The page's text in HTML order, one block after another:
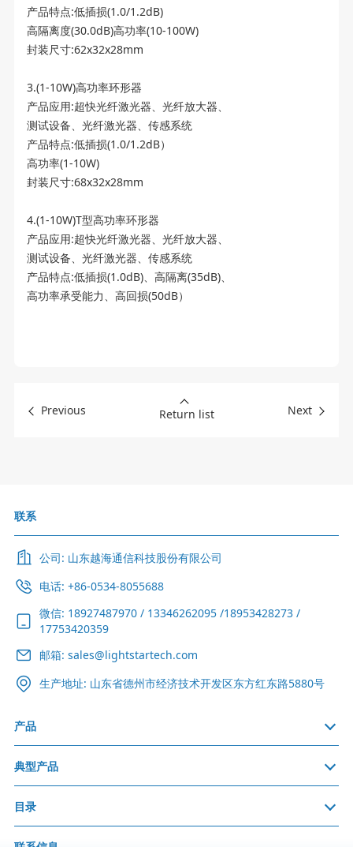
产品特点:低插损(1.0/1.2dB)
高隔离度(30.0dB)高功率(10-100W)
封装尺寸:62x32x28mm
3.(1-10W)高功率环形器
产品应用:超快光纤激光器、光纤放大器、
测试设备、光纤激光器、传感系统
产品特点:低插损(1.0/1.2dB）
高功率(1-10W)
封装尺寸:68x32x28mm
4.(1-10W)T型高功率环形器
产品应用:超快光纤激光器、光纤放大器、
测试设备、光纤激光器、传感系统
产品特点:低插损(1.0dB)、高隔离(35dB)、
高功率承受能力、高回损(50dB）
Previous Return list Next
联系
公司: 山东越海通信科技股份有限公司
电话: +86-0534-8055688
微信: 18927487970 / 13346262095 /18953428273 /
17753420359
邮箱: sales@lightstartech.com
生产地址: 山东省德州市经济技术开发区东方红东路5880号
产品
典型产品
目录